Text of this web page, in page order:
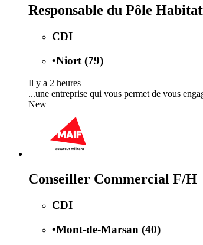
Responsable du Pôle
CDI
•Niort (79)
Il y a 2 heures
...une entreprise qui vous permet de vous
New
Conseiller Commercial F/H
CDI
•Mont-de-Marsan (40)